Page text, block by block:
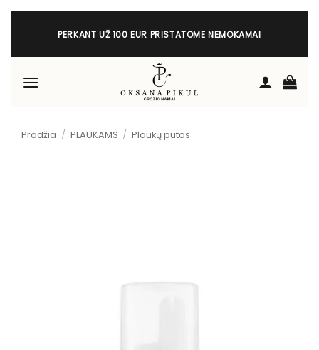
Skip
PERKANT UŽ 100 EUR PRISTATOME NEMOKAMAI
Pradžia / PLAUKAMS / Plaukų putos